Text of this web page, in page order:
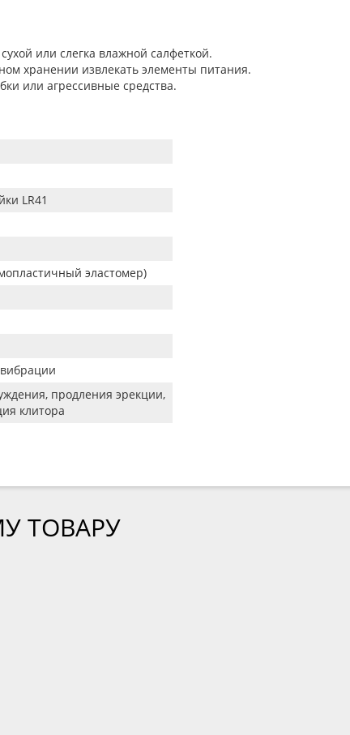
или слегка влажной салфеткой.
хранении извлекать элементы питания.
или агрессивные средства.
LR41
эластомер)
продления эрекции,
клитора
ТОВАРУ